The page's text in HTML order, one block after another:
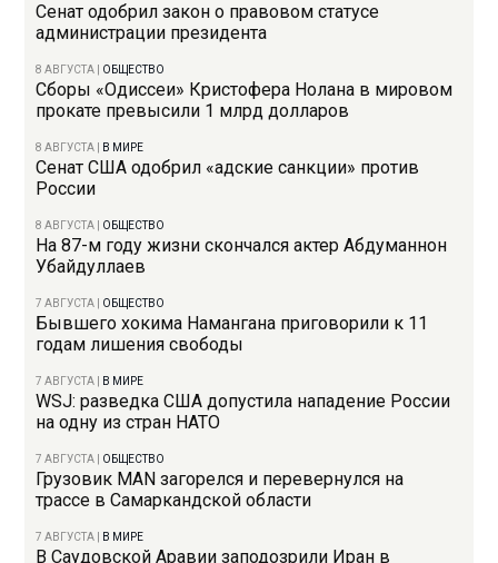
Сенат одобрил закон о правовом статусе
администрации президента
8 АВГУСТА ОБЩЕСТВО
Сборы «Одиссеи» Кристофера Нолана в мировом
прокате превысили 1 млрд долларов
8 АВГУСТА В МИРЕ
Сенат США одобрил «адские санкции» против
России
8 АВГУСТА ОБЩЕСТВО
На 87-м году жизни скончался актер Абдуманнон
Убайдуллаев
7 АВГУСТА ОБЩЕСТВО
Бывшего хокима Намангана приговорили к 11
годам лишения свободы
7 АВГУСТА В МИРЕ
WSJ: разведка США допустила нападение России
на одну из стран НАТО
7 АВГУСТА ОБЩЕСТВО
Грузовик MAN загорелся и перевернулся на
трассе в Самаркандской области
7 АВГУСТА В МИРЕ
В Саудовской Аравии заподозрили Иран в